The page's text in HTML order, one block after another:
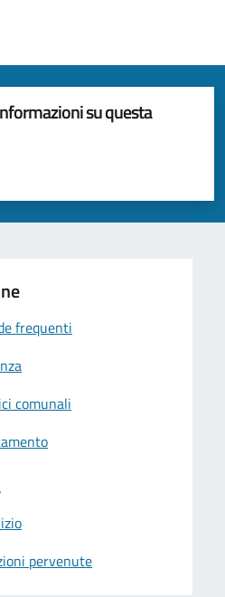
su questa
su 5
su 5
frequenti
comunali
pervenute